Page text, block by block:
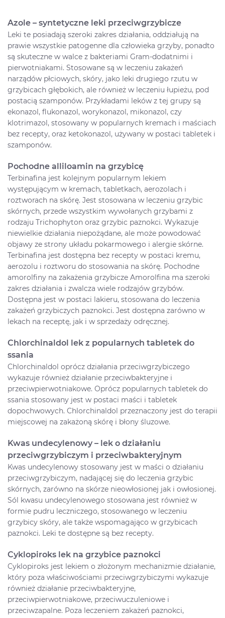
Azole – syntetyczne leki przeciwgrzybicze
Leki te posiadają szeroki zakres działania, oddziałują na
prawie wszystkie patogenne dla człowieka grzyby, ponadto
są skuteczne w walce z bakteriami Gram-dodatnimi i
pierwotniakami. Stosowane są w leczeniu zakażeń
narządów płciowych, skóry, jako leki drugiego rzutu w
grzybicach głębokich, ale również w leczeniu łupieżu, pod
postacią szamponów. Przykładami leków z tej grupy są
ekonazol, flukonazol, worykonazol, mikonazol, czy
klotrimazol, stosowany w popularnych kremach i maściach
bez recepty, oraz ketokonazol, używany w postaci tabletek i
szamponów.
Pochodne alliloamin na grzybicę
Terbinafina jest kolejnym popularnym lekiem
występującym w kremach, tabletkach, aerozolach i
roztworach na skórę. Jest stosowana w leczeniu grzybic
skórnych, przede wszystkim wywołanych grzybami z
rodzaju Trichophyton oraz grzybic paznokci. Wykazuje
niewielkie działania niepożądane, ale może powodować
objawy ze strony układu pokarmowego i alergie skórne.
Terbinafina jest dostępna bez recepty w postaci kremu,
aerozolu i roztworu do stosowania na skórę. Pochodne
amorolfiny na zakażenia grzybicze Amorolfina ma szeroki
zakres działania i zwalcza wiele rodzajów grzybów.
Dostępna jest w postaci lakieru, stosowana do leczenia
zakażeń grzybiczych paznokci. Jest dostępna zarówno w
lekach na receptę, jak i w sprzedaży odręcznej.
Chlorchinaldol lek z popularnych tabletek do
ssania
Chlorchinaldol oprócz działania przeciwgrzybiczego
wykazuje również działanie przeciwbakteryjne i
przeciwpierwotniakowe. Oprócz popularnych tabletek do
ssania stosowany jest w postaci maści i tabletek
dopochwowych. Chlorchinaldol przeznaczony jest do terapii
miejscowej na zakażoną skórę i błony śluzowe.
Kwas undecylenowy – lek o działaniu
przeciwgrzybiczym i przeciwbakteryjnym
Kwas undecylenowy stosowany jest w maści o działaniu
przeciwgrzybiczym, nadającej się do leczenia grzybic
skórnych, zarówno na skórze nieowłosionej jak i owłosionej.
Sól kwasu undecylenowego stosowana jest również w
formie pudru leczniczego, stosowanego w leczeniu
grzybicy skóry, ale także wspomagająco w grzybicach
paznokci. Leki te dostępne są bez recepty.
Cyklopiroks lek na grzybice paznokci
Cyklopiroks jest lekiem o złożonym mechanizmie działanie,
który poza właściwościami przeciwgrzybiczymi wykazuje
również działanie przeciwbakteryjne,
przeciwpierwotniakowe, przeciwuczuleniowe i
przeciwzapalne. Poza leczeniem zakażeń paznokci,